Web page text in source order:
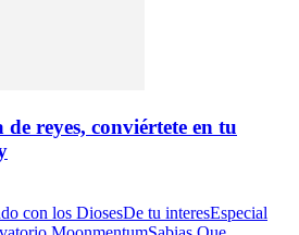
de reyes, conviértete en tu
con los DiosesDe tu interesEspecial